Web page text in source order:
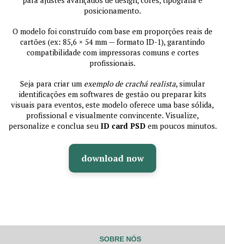
posicionamento.
O modelo foi construído com base em proporções reais de
cartões (ex: 85,6 × 54 mm — formato ID-1), garantindo
compatibilidade com impressoras comuns e cortes
profissionais.
Seja para criar um exemplo de crachá realista, simular
identificações em softwares de gestão ou preparar kits
visuais para eventos, este modelo oferece uma base sólida,
profissional e visualmente convincente. Visualize,
personalize e conclua seu ID card PSD em poucos minutos.
download now
SOBRE NÓS